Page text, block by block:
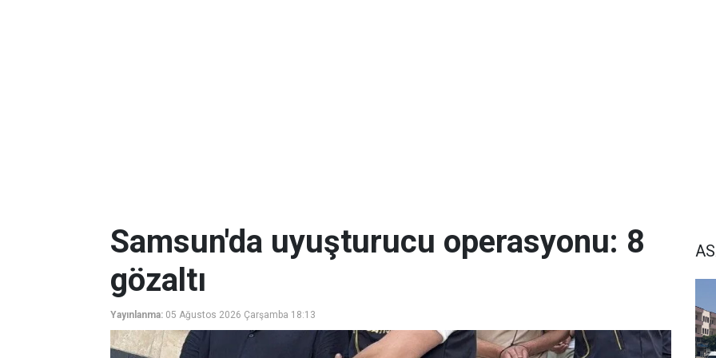
Samsun'da uyuşturucu operasyonu: 8
gözaltı
Yayınlanma: 05 Ağustos 2026 Çarşamba 18:13